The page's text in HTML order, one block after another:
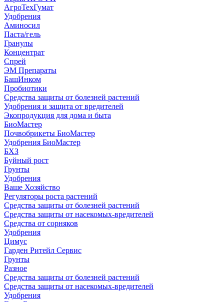
АгроТехГумат
Удобрения
Аминосил
Паста/гель
Гранулы
Концентрат
Спрей
ЭМ Препараты
БашИнком
Пробиотики
Средства защиты от болезней растений
Удобрения и защита от вредителей
Экопродукция для дома и быта
БиоМастер
Почвобрикеты БиоМастер
Удобрения БиоМастер
БХЗ
Буйный рост
Грунты
Удобрения
Ваше Хозяйство
Регуляторы роста растений
Средства защиты от болезней растений
Средства защиты от насекомых-вредителей
Средства от сорняков
Удобрения
Цимус
Гарден Ритейл Сервис
Грунты
Разное
Средства защиты от болезней растений
Средства защиты от насекомых-вредителей
Удобрения